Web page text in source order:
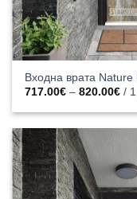
Входна врата Nature
717.00€ – 820.00€ /